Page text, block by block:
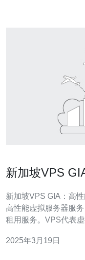
新加坡VPS
新加坡VPS GIA：高性能虚拟
高性能虚拟服务器服
租用服务。VPS代表
国际航空公司，它在
2025年3月19日